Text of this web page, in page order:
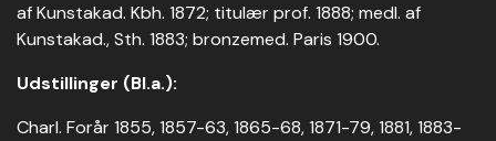
af Kunstakad. Kbh. 1872; titulær prof. 1888; medl. af
Kunstakad., Sth. 1883; bronzemed. Paris 1900.
Udstillinger (Bl.a.):
Charl. Forår 1855, 1857-63, 1865-68, 1871-79, 1881, 1883-